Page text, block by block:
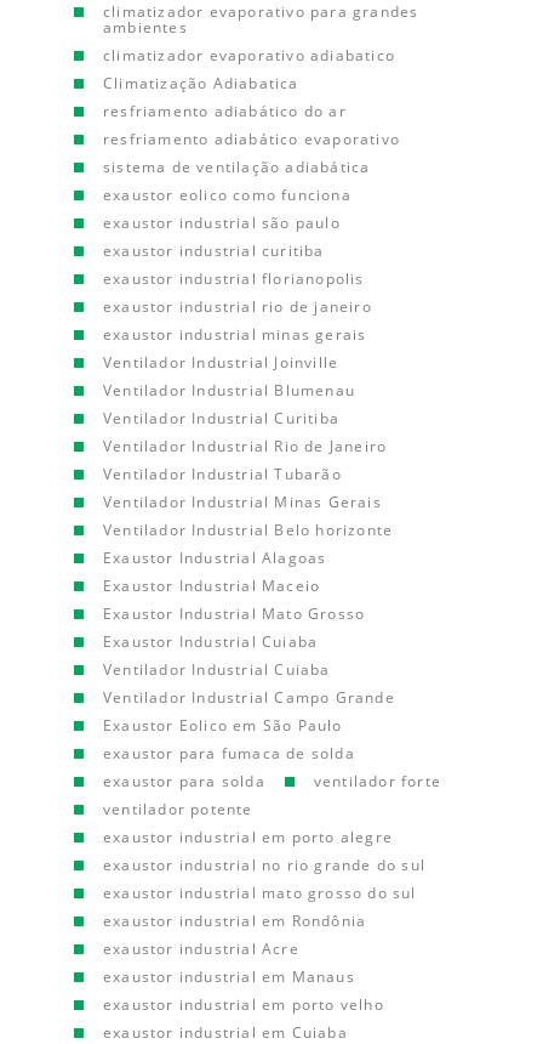
climatizador evaporativo para grandes
ambientes
climatizador evaporativo adiabatico
Climatização Adiabatica
resfriamento adiabático do ar
resfriamento adiabático evaporativo
sistema de ventilação adiabática
exaustor eolico como funciona
exaustor industrial são paulo
exaustor industrial curitiba
exaustor industrial florianopolis
exaustor industrial rio de janeiro
exaustor industrial minas gerais
Ventilador Industrial Joinville
Ventilador Industrial Blumenau
Ventilador Industrial Curitiba
Ventilador Industrial Rio de Janeiro
Ventilador Industrial Tubarão
Ventilador Industrial Minas Gerais
Ventilador Industrial Belo horizonte
Exaustor Industrial Alagoas
Exaustor Industrial Maceio
Exaustor Industrial Mato Grosso
Exaustor Industrial Cuiaba
Ventilador Industrial Cuiaba
Ventilador Industrial Campo Grande
Exaustor Eolico em São Paulo
exaustor para fumaca de solda
exaustor para solda
ventilador forte
ventilador potente
exaustor industrial em porto alegre
exaustor industrial no rio grande do sul
exaustor industrial mato grosso do sul
exaustor industrial em Rondônia
exaustor industrial Acre
exaustor industrial em Manaus
exaustor industrial em porto velho
exaustor industrial em Cuiaba